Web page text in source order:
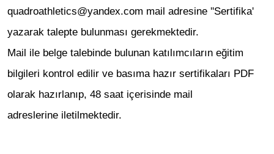
quadroathletics@yandex.com mail adresine ''Sertifika'
yazarak talepte bulunması gerekmektedir.
Mail ile belge talebinde bulunan katılımcıların eğitim
bilgileri kontrol edilir ve basıma hazır sertifikaları PDF
olarak hazırlanıp, 48 saat içerisinde mail
adreslerine iletilmektedir.